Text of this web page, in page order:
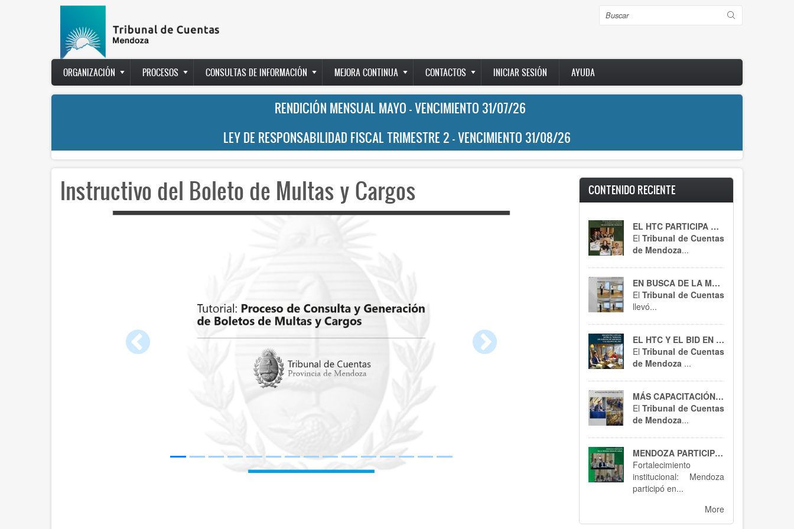
Buscar
Main
navigation
ORGANIZACIÓN PROCESOS CONSULTAS DE INFORMACIÓN MEJORA CONTINUA CONTACTOS INICIAR SESIÓN AYUDA
RENDICIÓN MENSUAL MAYO - VENCIMIENTO 31/07/26
LEY DE RESPONSABILIDAD FISCAL TRIMESTRE 2 - VENCIMIENTO 31/08/26
Instructivo del Boleto de Multas y Cargos CONTENIDO RECIENTE
EL HTC PARTICIPA DE UN ENCUENTRO CLAVE
El Tribunal de Cuentas
de Mendoza...
EN BUSCA DE LA MEJORA CONTÍNUA
El Tribunal de Cuentas
llevó...
EL HTC Y EL BID EN ACCIÓN
El Tribunal de Cuentas
de Mendoza ...
MÁS CAPACITACIÓN, MEJOR CONTROL : EL HTC SE ACTUALIZA EN RT 54
El Tribunal de Cuentas
de Mendoza...
MENDOZA PARTICIPÓ EN BUENOS AIRES : SPTCRA
Fortalecimiento
institucional: Mendoza
participó en...
More